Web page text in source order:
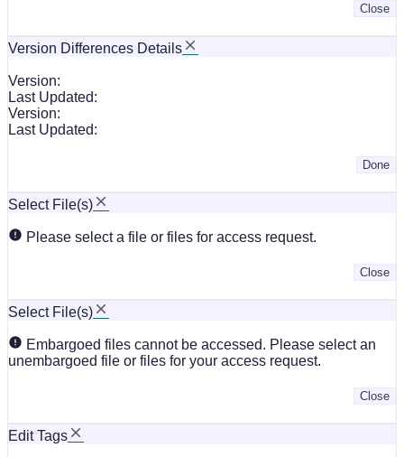
Close
Version Differences Details
Version:
Last Updated:
Version:
Last Updated:
Done
Select File(s)
Please select a file or files for access request.
Close
Select File(s)
Embargoed files cannot be accessed. Please select an
unembargoed file or files for your access request.
Close
Edit Tags